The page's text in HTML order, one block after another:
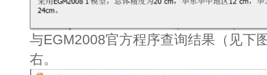
与EGM2008官方程序查询结果（见下
右。